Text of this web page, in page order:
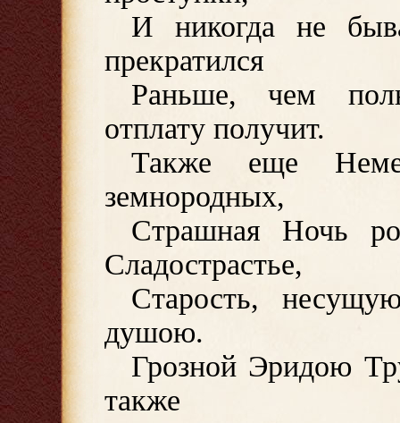
И никогда не
прекратился
Раньше, чем
отплату получит.
Также еще
земнородных,
Страшная Ночь
Сладострастье,
Старость,
душою.
Грозной Эридою
также